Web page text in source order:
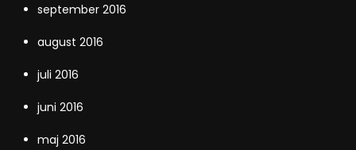
september 2016
august 2016
juli 2016
juni 2016
maj 2016